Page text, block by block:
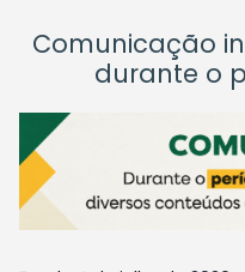
Comunicação
durante o